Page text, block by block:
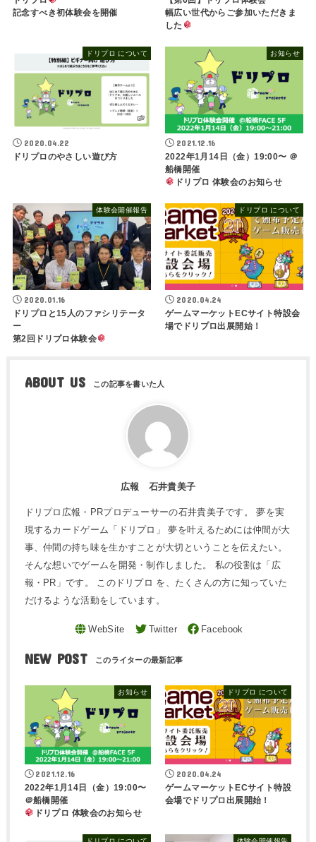
記念すべき初体験会を開催
幅広い世代からご参加いただきま
した
ドリプロ について
2020.04.22
ドリプロのやさしい遊び方
お知らせ
2021.12.16
2022年1月14日（金）19:00〜 ＠
船橋開催
ドリプロ 体験会のお知らせ
体験会開催報告
2020.01.16
ドリプロと15人のファシリテータ
ー
第2回ドリプロ体験会
ドリプロ について
2020.04.24
ゲームマーケットECサイト特設会
場でドリプロ出展開始！
ABOUT US
広報 石井貴美子
ドリプロ広報・PRプロデューサーの石井貴美子です。 夢を実
現するカードゲーム「ドリプロ」 夢を叶えるためには仲間が大
事、仲間の持ち味を生かすことが大切ということを伝えたい。
そんな想いでゲームを開発・制作しました。 私の役割は「広
報・PR」です。 このドリプロ を、たくさんの方に知っていた
だけるような活動をしています。
NEW POST
お知らせ
2021.12.16
2022年1月14日（金）19:00〜
＠船橋開催
ドリプロ 体験会のお知らせ
ドリプロ について
2020.04.24
ゲームマーケットECサイト特設
会場でドリプロ出展開始！